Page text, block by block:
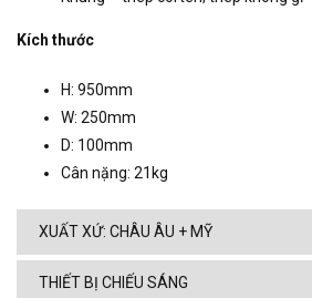
Kích thước
H: 950mm
W: 250mm
D: 100mm
Cân nặng: 21kg
XUẤT XỨ: CHÂU ÂU + MỸ
THIẾT BỊ CHIẾU SÁNG